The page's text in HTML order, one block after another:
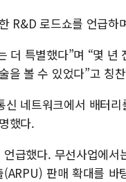
R&D 로드쇼를 언급하
더 특별했다”며 “몇 년
을 볼 수 있었다”고 칭
신 네트워크에서 배터
했다.
급했다. 무선사업에
판매 확대를